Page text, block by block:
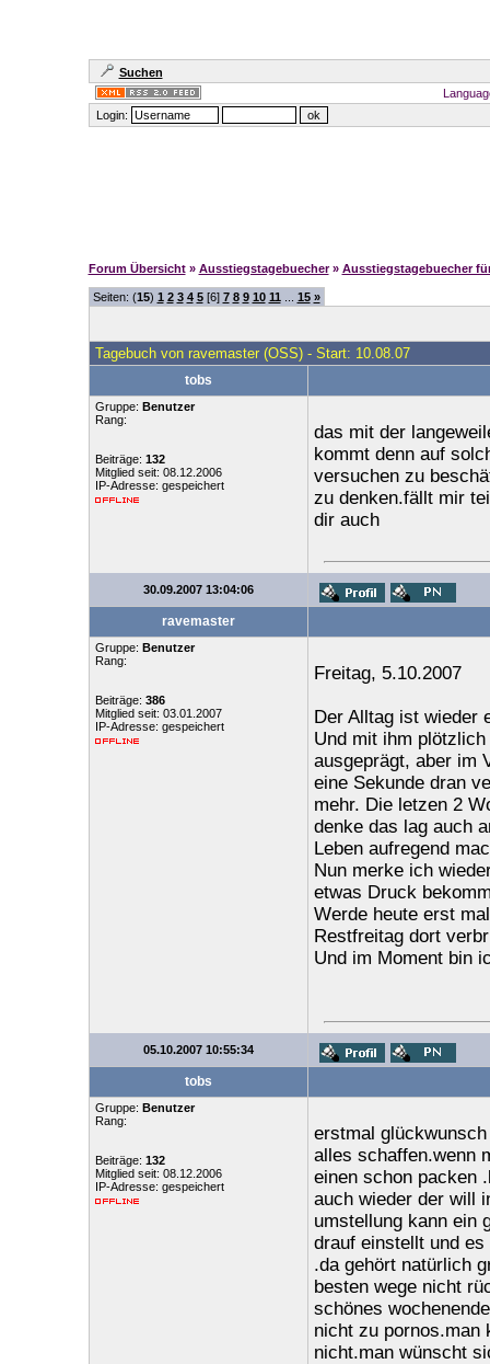
Suchen
Login:
Forum Übersicht » Ausstiegstagebuecher » Ausstiegstagebuecher
Seiten: (15) 1 2 3 4 5[6] 7 8 9 10 11 15 »
Tagebuch von ravemaster (OSS) - Start: 10.08.07
tobs
Gruppe: Benutzer
Rang:
Beiträge: 132
Mitglied seit: 08.12.2006
IP-Adresse: gespeichert
das mit der
kommt denn auf
versuchen zu
zu denken.fällt mir
dir auch
30.09.2007 13:04:06
ravemaster
Gruppe: Benutzer
Rang:
Beiträge: 386
Mitglied seit: 03.01.2007
IP-Adresse: gespeichert
Freitag, 5.10.2007
Der Alltag ist wieder
Und mit ihm
ausgeprägt, aber im
eine Sekunde dran
mehr. Die letzen 2
denke das lag auch
Leben aufregend
Nun merke ich
etwas Druck
Werde heute erst
Restfreitag dort
Und im Moment bin
05.10.2007 10:55:34
tobs
Gruppe: Benutzer
Rang:
Beiträge: 132
Mitglied seit: 08.12.2006
IP-Adresse: gespeichert
erstmal
alles schaffen.wenn
einen schon packen
auch wieder der will
umstellung kann ein
drauf einstellt und
.da gehört natürlich
besten wege nicht
schönes
nicht zu pornos.man
nicht.man wünscht